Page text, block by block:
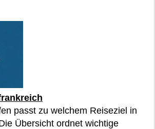
passt zu welchem Reiseziel in
Übersicht ordnet wichtige